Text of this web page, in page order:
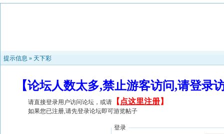
提示信息 » 天下彩
【论坛人数太多,禁止游客访问,请登
请直接登录用户访问论坛，或请 【 点这里注册】
如果您已注册,请先登录论坛即可游览帖子
登录